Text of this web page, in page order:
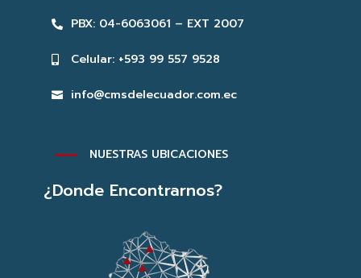
 PBX: 04-6063061 – EXT 2007
 Celular: +593 99 557 9528
 info@cmsdelecuador.com.ec
K NUESTRAS UBICACIONES
¿Donde Encontrarnos?